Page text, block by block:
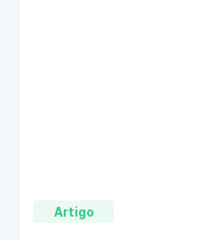
Artigo